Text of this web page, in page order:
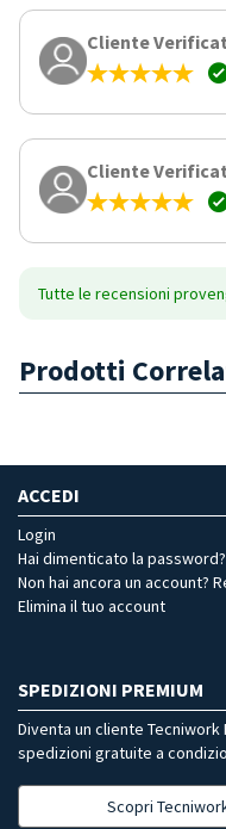
Cliente
Cliente
Tutte le recensioni
Prodotti
ACCEDI
Login
Hai dimenticato la password?
Non hai ancora un account?
Elimina il tuo account
SPEDIZIONI PREMIUM
Diventa un cliente
spedizioni gratuite a
Scopri